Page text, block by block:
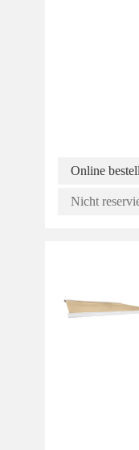
Online
Nicht